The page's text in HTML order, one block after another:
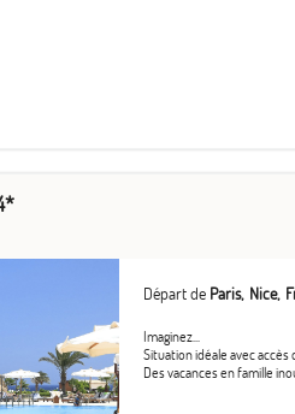
Départ de Paris Nice
Imaginez...
Situation idéale avec accès
Des vacances en famille